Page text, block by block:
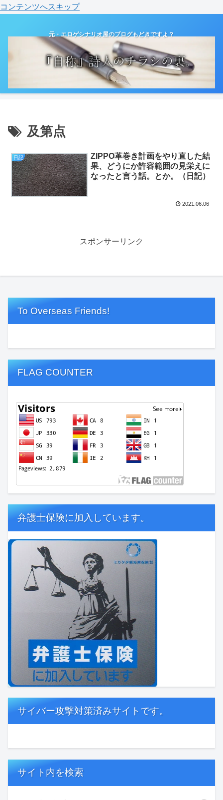
コンテンツへスキップ
元・エロゲシナリオ屋のブログもどきですよ？
及第点
日記
ZIPPO革巻き計画をやり直した結
果、どうにか許容範囲の見栄えに
なったと言う話。とか。（日記）
2021.06.06
スポンサーリンク
To Overseas Friends!
FLAG COUNTER
弁護士保険に加入しています。
サイバー攻撃対策済みサイトです。
サイト内を検索